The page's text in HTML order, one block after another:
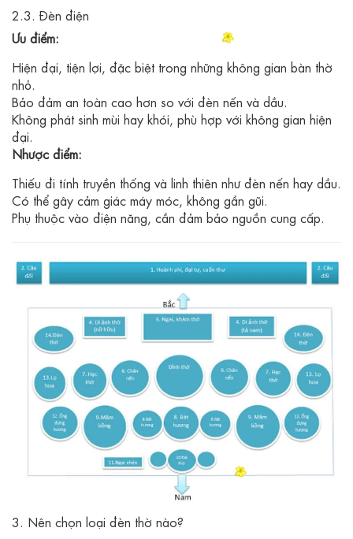
2.3. Đèn điện
Ưu điểm:
Hiện đại, tiện lợi, đặc biệt trong những không gian bàn thờ
nhỏ.
Bảo đảm an toàn cao hơn so với đèn nến và dầu.
Không phát sinh mùi hay khói, phù hợp với không gian hiện
đại.
Nhược điểm:
Thiếu đi tính truyền thống và linh thiên như đèn nến hay dầu.
Có thể gây cảm giác máy móc, không gần gũi.
Phụ thuộc vào điện năng, cần đảm bảo nguồn cung cấp.
3. Nên chọn loại đèn thờ nào?